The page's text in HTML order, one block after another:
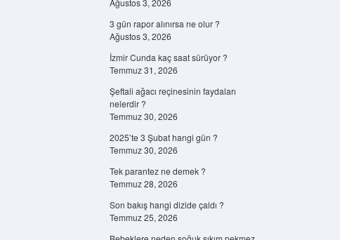
Ağustos 3, 2026
3 gün rapor alınırsa ne olur ?
Ağustos 3, 2026
İzmir Cunda kaç saat sürüyor ?
Temmuz 31, 2026
Şeftali ağacı reçinesinin faydaları
nelerdir ?
Temmuz 30, 2026
2025’te 3 Şubat hangi gün ?
Temmuz 30, 2026
Tek parantez ne demek ?
Temmuz 28, 2026
Son bakış hangi dizide çaldı ?
Temmuz 25, 2026